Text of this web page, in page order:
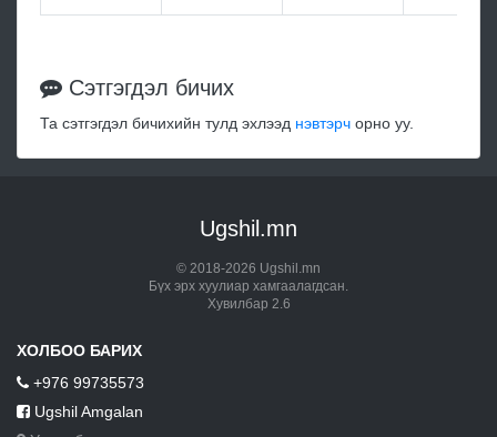
Сэтгэгдэл бичих
Та сэтгэгдэл бичихийн тулд эхлээд нэвтэрч орно уу.
Ugshil.mn
© 2018-2026 Ugshil.mn
Бүх эрх хуулиар хамгаалагдсан.
Хувилбар 2.6
ХОЛБОО БАРИХ
+976 99735573
Ugshil Amgalan